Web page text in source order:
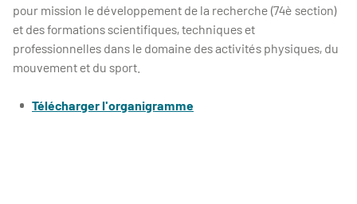
pour mission le développement de la recherche (74è section)
et des formations scientifiques, techniques et
professionnelles dans le domaine des activités physiques, du
mouvement et du sport.
Télécharger l'organigramme